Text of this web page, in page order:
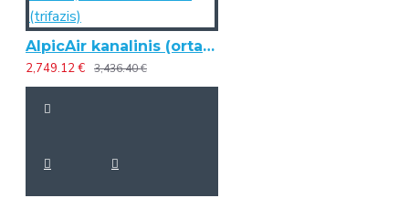
AlpicAir kanalinis (ortakinis) oro kondicionierius PRO III, 15.24/18.18 kW (trifazis)
2,749.12 € 3,436.40 €